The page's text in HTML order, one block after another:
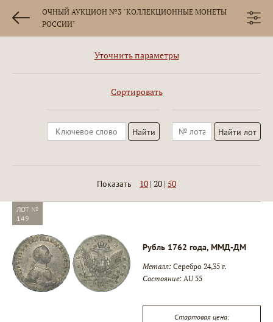
ОЧНЫЙ АУКЦИОН №3 "КОЛЛЕКЦИОННЫЕ МОНЕТЫ
РОССИИ"
Уточнить параметры
Сортировать
Показать 10 | 20 | 50
ЛОТ №
149
Рубль 1762 года, ММД-ДМ
Металл: Серебро 24,35 г.
Состояние: AU 55
Стартовая цена: